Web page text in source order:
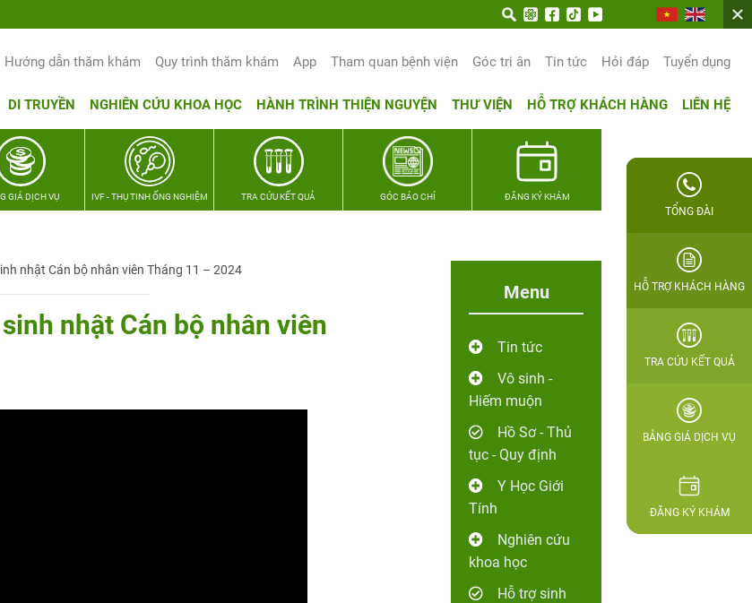
Hướng dẫn thăm khám Quy trình thăm khám App Tham quan bệnh viện Góc tri ân Tin tức Hỏi đáp Tuyển dụng
DI TRUYỀN NGHIÊN CỨU KHOA HỌC HÀNH TRÌNH THIỆN NGUYỆN THƯ VIỆN HỖ TRỢ KHÁCH HÀNG LIÊN HỆ
GIÁ DỊCH VỤ IVF - THỤ TINH ỐNG NGHIỆM TRA CỨU KẾT QUẢ GÓC BÁO CHÍ ĐĂNG KÝ KHÁM
nhật Cán bộ nhân viên Tháng 11 – 2024
nhật Cán bộ nhân viên
Menu
Tin tức
Vô sinh -
Hiếm muộn
Hồ Sơ - Thủ
tục - Quy định
Y Học Giới
Tính
Nghiên cứu
khoa học
Hỗ trợ sinh
TỔNG ĐÀI
HỖ TRỢ KHÁCH HÀNG
TRA CỨU KẾT QUẢ
BẢNG GIÁ DỊCH VỤ
ĐĂNG KÝ KHÁM